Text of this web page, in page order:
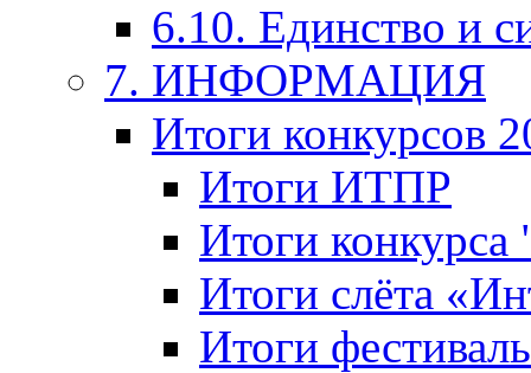
6.10. Единство и
7. ИНФОРМАЦИЯ
Итоги конкурсов
Итоги ИТПР
Итоги
Итоги слёта
Итоги